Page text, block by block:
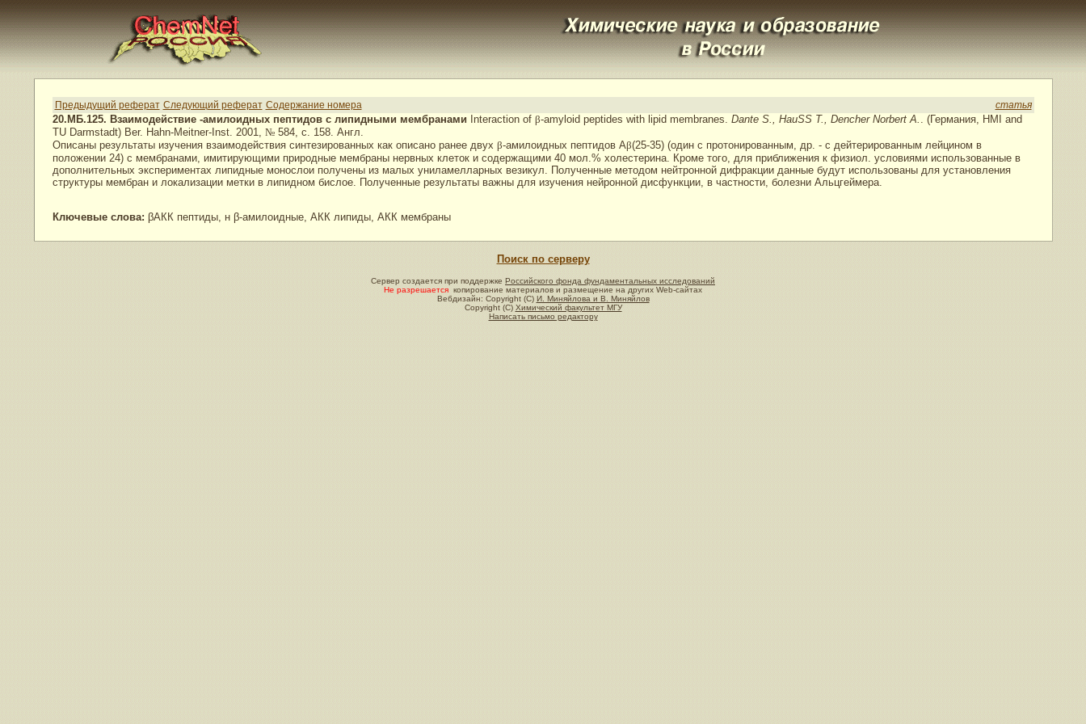
Предыдущий реферат Следующий реферат Содержание номера статья
20.МБ.125. Взаимодействие -амилоидных пептидов с липидными мембранами Interaction of β-amyloid peptides with lipid membranes. Dante S., HauSS T., Dencher Norbert A. . (Германия, HMI and
TU Darmstadt) Ber. Hahn-Meitner-Inst. 2001, №584, с. 158. Англ.
Описаны результаты изучения взаимодействия синтезированных как описано ранее двух β-амилоидных пептидов Aβ(25-35) (один с протонированным, др. - с дейтерированным лейцином в
положении 24) с мембранами, имитирующими природные мембраны нервных клеток и содержащими 40 мол.% холестерина. Кроме того, для приближения к физиол. условиями использованные в
дополнительных экспериментах липидные монослои получены из малых униламелларных везикул. Полученные методом нейтронной дифракции данные будут использованы для установления
структуры мембран и локализации метки в липидном бислое. Полученные результаты важны для изучения нейронной дисфункции, в частности, болезни Альцгеймера.
Ключевые слова: βАКК пептиды, н β-амилоидные, АКК липиды, АКК мембраны
Поиск по серверу
Сервер создается при поддержке Российского фонда фундаментальных исследований
Не разрешается копирование материалов и размещение на других Web-сайтах
Вебдизайн: Copyright (C) И. Миняйлова и В. Миняйлов
Copyright (C) Химический факультет МГУ
Написать письмо редактору